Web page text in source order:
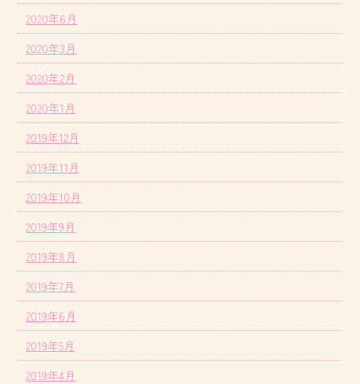
2020年6月
2020年3月
2020年2月
2020年1月
2019年12月
2019年11月
2019年10月
2019年9月
2019年8月
2019年7月
2019年6月
2019年5月
2019年4月